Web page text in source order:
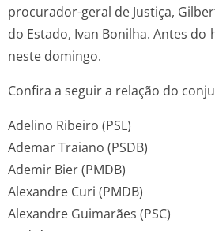
procurador-geral de Justiça,
do Estado, Ivan Bonilha. Antes
neste domingo.
Confira a seguir a relação do
Adelino Ribeiro (PSL)
Ademar Traiano (PSDB)
Ademir Bier (PMDB)
Alexandre Curi (PMDB)
Alexandre Guimarães (PSC)